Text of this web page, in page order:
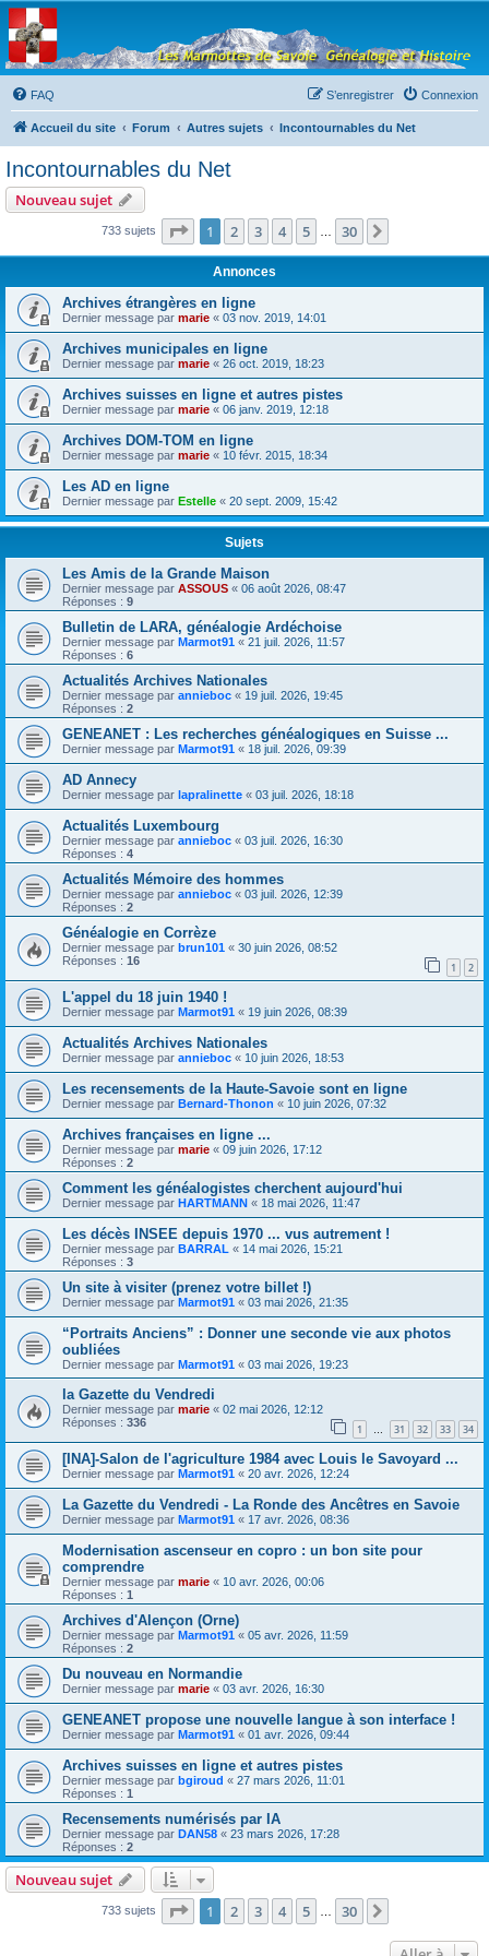
Les Marmottes de
Savoie
Forum d'entraide généalogique
FAQ
Connexion
S’enregistrer
Accueil du site Forum Autres sujets Incontournables du Net
Incontournables du Net
Nouveau sujet
733 sujets Page 1sur30
1 2 3 4 5 30
Annonces
Archives étrangères en ligne
Dernier message par marie « 03 nov. 2019, 14:01
Archives municipales en ligne
Dernier message par marie « 26 oct. 2019, 18:23
Archives suisses en ligne et autres pistes
Dernier message par marie « 06 janv. 2019, 12:18
Archives DOM-TOM en ligne
Dernier message par marie « 10 févr. 2015, 18:34
Les AD en ligne
Dernier message par Estelle « 20 sept. 2009, 15:42
Sujets
Les Amis de la Grande Maison
Dernier message par ASSOUS « 06 août 2026, 08:47
Réponses : 9
Bulletin de LARA, généalogie Ardéchoise
Dernier message par Marmot91 « 21 juil. 2026, 11:57
Réponses : 6
Actualités Archives Nationales
Dernier message par annieboc « 19 juil. 2026, 19:45
Réponses : 2
GENEANET : Les recherches généalogiques en Suisse ...
Dernier message par Marmot91 « 18 juil. 2026, 09:39
AD Annecy
Dernier message par lapralinette « 03 juil. 2026, 18:18
Actualités Luxembourg
Dernier message par annieboc « 03 juil. 2026, 16:30
Réponses : 4
Actualités Mémoire des hommes
Dernier message par annieboc « 03 juil. 2026, 12:39
Réponses : 2
Généalogie en Corrèze
Dernier message par brun101 « 30 juin 2026, 08:52
Réponses : 16 1 2
L'appel du 18 juin 1940 !
Dernier message par Marmot91 « 19 juin 2026, 08:39
Actualités Archives Nationales
Dernier message par annieboc « 10 juin 2026, 18:53
Les recensements de la Haute-Savoie sont en ligne
Dernier message par Bernard-Thonon « 10 juin 2026, 07:32
Archives françaises en ligne ...
Dernier message par marie « 09 juin 2026, 17:12
Réponses : 2
Comment les généalogistes cherchent aujourd'hui
Dernier message par HARTMANN « 18 mai 2026, 11:47
Les décès INSEE depuis 1970 ... vus autrement !
Dernier message par BARRAL « 14 mai 2026, 15:21
Réponses : 3
Un site à visiter (prenez votre billet !)
Dernier message par Marmot91 « 03 mai 2026, 21:35
“Portraits Anciens” : Donner une seconde vie aux photos
oubliées
Dernier message par Marmot91 « 03 mai 2026, 19:23
la Gazette du Vendredi
Dernier message par marie « 02 mai 2026, 12:12
Réponses : 336 1 … 31 32 33 34
[INA]-Salon de l'agriculture 1984 avec Louis le Savoyard ...
Dernier message par Marmot91 « 20 avr. 2026, 12:24
La Gazette du Vendredi - La Ronde des Ancêtres en Savoie
Dernier message par Marmot91 « 17 avr. 2026, 08:36
Modernisation ascenseur en copro : un bon site pour
comprendre
Dernier message par marie « 10 avr. 2026, 00:06
Réponses : 1
Archives d'Alençon (Orne)
Dernier message par Marmot91 « 05 avr. 2026, 11:59
Réponses : 2
Du nouveau en Normandie
Dernier message par marie « 03 avr. 2026, 16:30
GENEANET propose une nouvelle langue à son interface !
Dernier message par Marmot91 « 01 avr. 2026, 09:44
Archives suisses en ligne et autres pistes
Dernier message par bgiroud « 27 mars 2026, 11:01
Réponses : 1
Recensements numérisés par IA
Dernier message par DAN58 « 23 mars 2026, 17:28
Réponses : 2
Nouveau sujet
733 sujets Page 1sur30
1 2 3 4 5 30